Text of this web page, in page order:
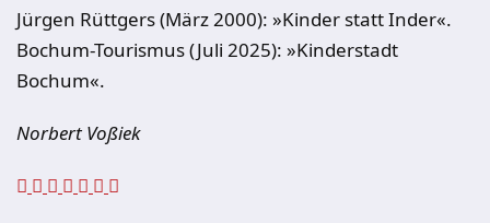
Jürgen Rüttgers (März 2000): »Kinder statt Inder«.
Bochum-Tourismus (Juli 2025): »Kinderstadt
Bochum«.
Norbert Voßiek